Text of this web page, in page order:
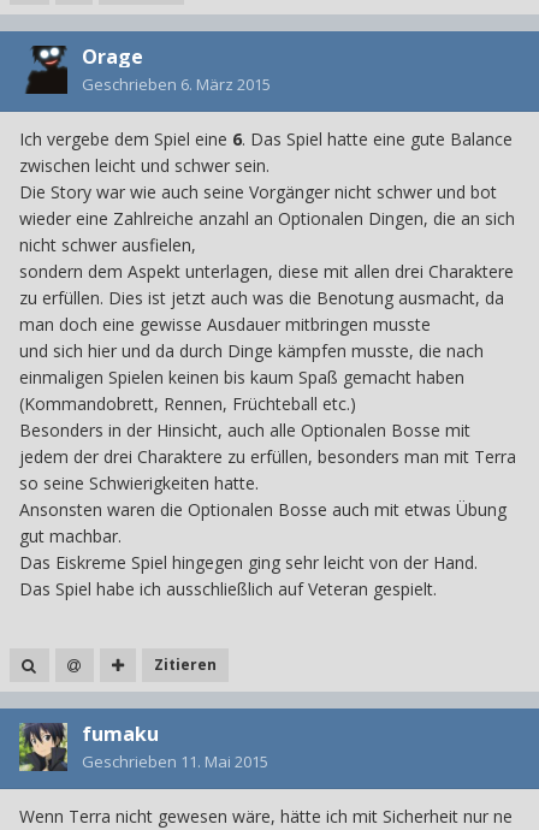
Orage
Geschrieben 6. März 2015
Ich vergebe dem Spiel eine 6. Das Spiel hatte eine gute Balance
zwischen leicht und schwer sein.
Die Story war wie auch seine Vorgänger nicht schwer und bot
wieder eine Zahlreiche anzahl an Optionalen Dingen, die an sich
nicht schwer ausfielen,
sondern dem Aspekt unterlagen, diese mit allen drei Charaktere
zu erfüllen. Dies ist jetzt auch was die Benotung ausmacht, da
man doch eine gewisse Ausdauer mitbringen musste
und sich hier und da durch Dinge kämpfen musste, die nach
einmaligen Spielen keinen bis kaum Spaß gemacht haben
(Kommandobrett, Rennen, Früchteball etc.)
Besonders in der Hinsicht, auch alle Optionalen Bosse mit
jedem der drei Charaktere zu erfüllen, besonders man mit Terra
so seine Schwierigkeiten hatte.
Ansonsten waren die Optionalen Bosse auch mit etwas Übung
gut machbar.
Das Eiskreme Spiel hingegen ging sehr leicht von der Hand.
Das Spiel habe ich ausschließlich auf Veteran gespielt.
Zitieren
fumaku
Geschrieben 11. Mai 2015
Wenn Terra nicht gewesen wäre, hätte ich mit Sicherheit nur ne